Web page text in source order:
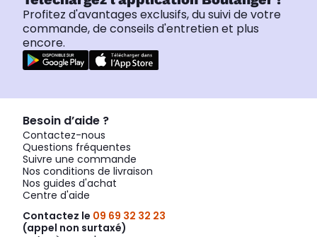
Profitez d'avantages exclusifs, du suivi de votre
commande, de conseils d'entretien et plus
encore.
Besoin d’aide ?
Contactez-nous
Questions fréquentes
Suivre une commande
Nos conditions de livraison
Nos guides d'achat
Centre d'aide
Contactez le 09 69 32 32 23
(appel non surtaxé)